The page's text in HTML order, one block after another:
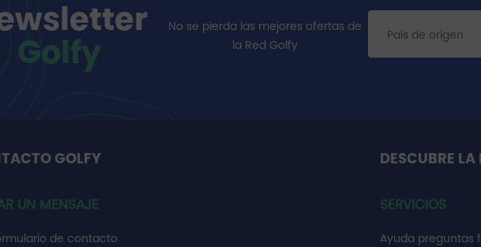
Golfy
No se pierda las mejores ofertas de
la Red Golfy
GOLFY
UN MENSAJE
de contacto
DESCUBRE LA
SERVICIOS
Ayuda preguntas